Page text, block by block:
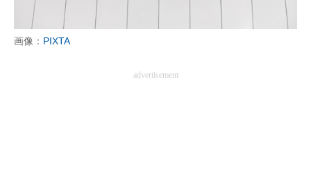
画像： PIXTA
advertisement